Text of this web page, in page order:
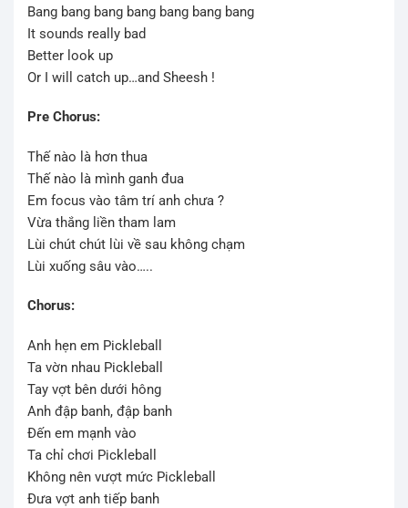
Bang bang bang bang bang bang bang
It sounds really bad
Better look up
Or I will catch up…and Sheesh !
Pre Chorus:
Thế nào là hơn thua
Thế nào là mình ganh đua
Em focus vào tâm trí anh chưa ?
Vừa thắng liền tham lam
Lùi chút chút lùi về sau không chạm
Lùi xuống sâu vào…..
Chorus:
Anh hẹn em Pickleball
Ta vờn nhau Pickleball
Tay vợt bên dưới hông
Anh đập banh, đập banh
Đến em mạnh vào
Ta chỉ chơi Pickleball
Không nên vượt mức Pickleball
Đưa vợt anh tiếp banh